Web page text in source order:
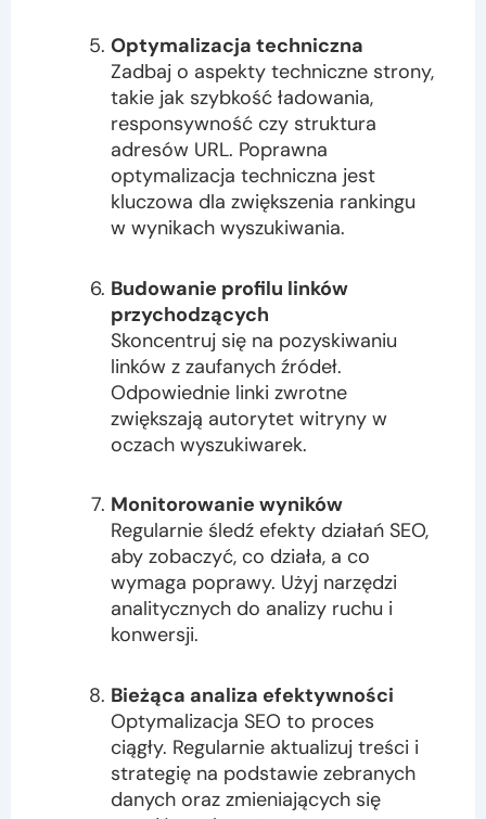
Optymalizacja techniczna
Zadbaj o aspekty techniczne strony,
takie jak szybkość ładowania,
responsywność czy struktura
adresów URL. Poprawna
optymalizacja techniczna jest
kluczowa dla zwiększenia rankingu
w wynikach wyszukiwania.
Budowanie profilu linków
przychodzących
Skoncentruj się na pozyskiwaniu
linków z zaufanych źródeł.
Odpowiednie linki zwrotne
zwiększają autorytet witryny w
oczach wyszukiwarek.
Monitorowanie wyników
Regularnie śledź efekty działań SEO,
aby zobaczyć, co działa, a co
wymaga poprawy. Użyj narzędzi
analitycznych do analizy ruchu i
konwersji.
Bieżąca analiza efektywności
Optymalizacja SEO to proces
ciągły. Regularnie aktualizuj treści i
strategię na podstawie zebranych
danych oraz zmieniających się